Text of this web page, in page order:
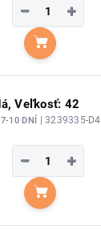
+
−
Do
Veľkosť: 42
10 DNÍ | 3239335-
+
−
Do